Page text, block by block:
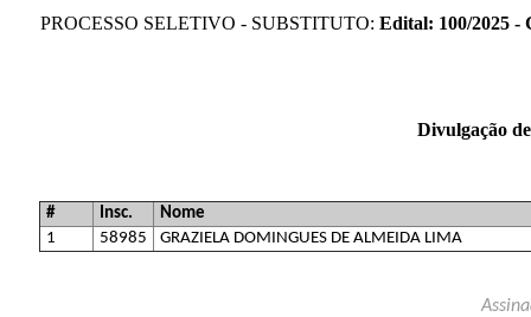
PROCESSO SELETIVO - SUBSTITUTO: Edital: 100/2025 -
Divulgação
# Insc.
Nome
1
58985 GRAZIELA DOMINGUES DE ALMEIDA LIMA